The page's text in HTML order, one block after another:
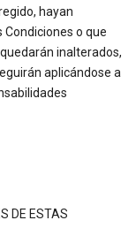
hayan
o que
inalterados,
aplicándose a
DE ESTAS